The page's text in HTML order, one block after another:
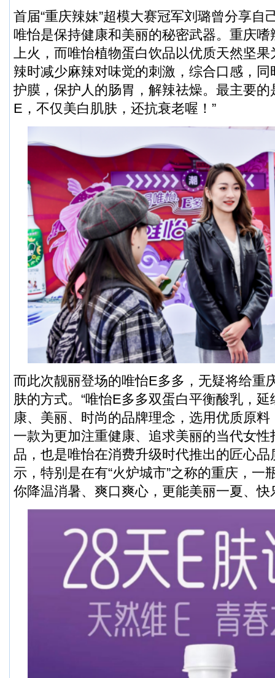
首届“重庆辣妹”超模大赛冠军刘璐曾分享自
唯怡是保持健康和美丽的秘密武器。重庆
上火，而唯怡植物蛋白饮品以优质天然坚
辣时减少麻辣对味觉的刺激，综合口感，
护膜，保护人的肠胃，解辣祛燥。最主要
E，不仅美白肌肤，还抗衰老喔！”
而此次靓丽登场的唯怡E多多，无疑将给重
肤的方式。“唯怡E多多双蛋白平衡酸乳，
康、美丽、时尚的品牌理念，选用优质原
一款为更加注重健康、追求美丽的当代女
品，也是唯怡在消费升级时代推出的匠心品
示，特别是在有“火炉城市”之称的重庆，一
你降温消暑、爽口爽心，更能美丽一夏、快